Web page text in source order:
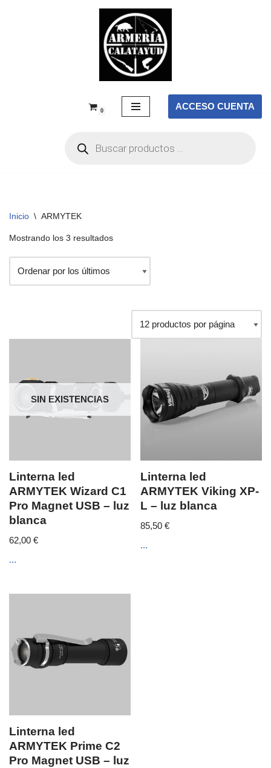
0 ACCESO CUENTA
Inicio \ ARMYTEK
Mostrando los 3 resultados
SIN EXISTENCIAS
Linterna led
ARMYTEK Wizard C1
Pro Magnet USB – luz
blanca
62,00 €
...
Linterna led
ARMYTEK Viking XP-
L – luz blanca
85,50€
...
Linterna led
ARMYTEK Prime C2
Pro Magnet USB – luz